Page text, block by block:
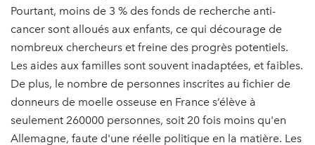
Pourtant, moins de 3 % des fonds de recherche anti-
cancer sont alloués aux enfants, ce qui décourage de
nombreux chercheurs et freine des progrès potentiels.
Les aides aux familles sont souvent inadaptées, et faibles.
De plus, le nombre de personnes inscrites au fichier de
donneurs de moelle osseuse en France s’élève à
seulement 260000 personnes, soit 20 fois moins qu'en
Allemagne, faute d'une réelle politique en la matière. Les